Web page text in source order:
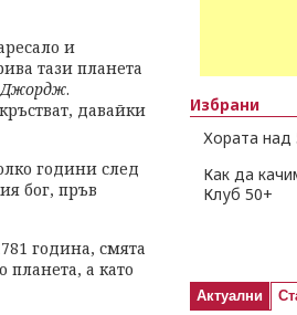
и
тази планета
Джордж.
давайки
години след
бог, пръв
година, смята
планета, а като
Избрани
Хората над
Как да
Клуб 50+
Актуални